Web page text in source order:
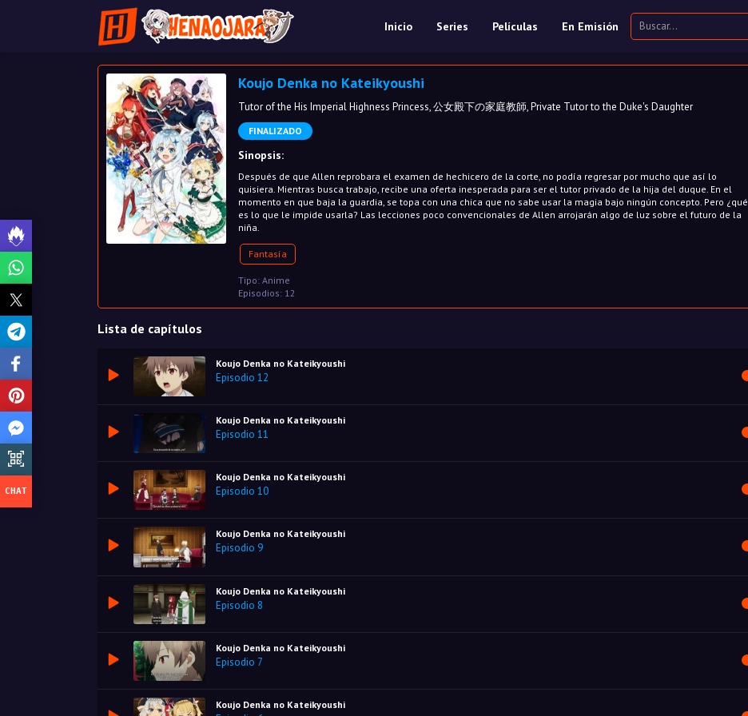
Inicio Series Películas En Emisión
Koujo Denka no Kateikyoushi
Tutor of the His Imperial Highness Princess, 公女殿下の家庭教師, Private Tutor to the Duke's Daughter
FINALIZADO
Sinopsis:
Después de que Allen reprobara el examen de hechicero de la corte, no podía regresar por mucho que así lo
quisiera. Mientras busca trabajo, recibe una oferta inesperada para ser el tutor privado de la hija del duque. En el
momento en que baja la guardia, se topa con una chica que no sabe usar la magia bajo ningún concepto. Pero ¿qué
es lo que le impide usarla? Las lecciones poco convencionales de Allen arrojarán algo de luz sobre el futuro de la
niña.
Fantasía
Tipo: Anime
Episodios: 12
Lista de capítulos
Koujo Denka no Kateikyoushi
Episodio 12
Koujo Denka no Kateikyoushi
Episodio 11
Koujo Denka no Kateikyoushi
Episodio 10
Koujo Denka no Kateikyoushi
Episodio 9
Koujo Denka no Kateikyoushi
Episodio 8
Koujo Denka no Kateikyoushi
Episodio 7
Koujo Denka no Kateikyoushi